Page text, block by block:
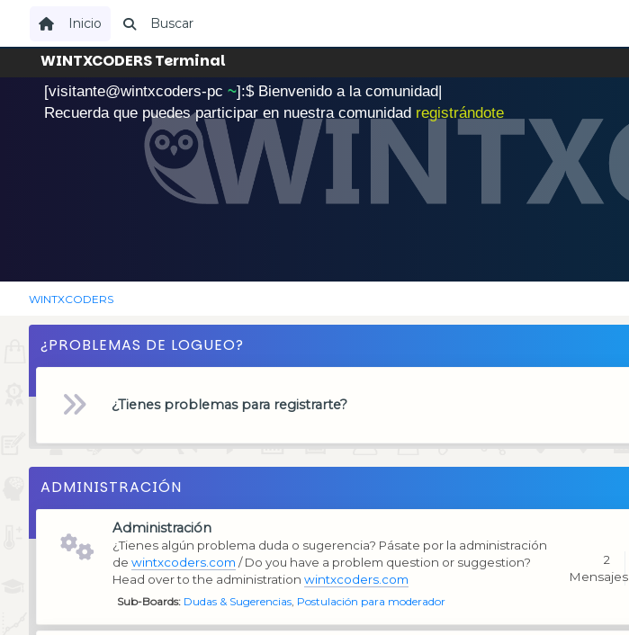
Inicio Buscar
WINTXCODERS Terminal
[visitante@wintxcoders-pc ~]:$ .Bienvenido a la comunidad|
Recuerda que puedes participar en nuestra comunidad registrándote
WINTXCODERS
¿PROBLEMAS DE LOGUEO?
¿Tienes problemas para registrarte?
ADMINISTRACIÓN
Administración
¿Tienes algún problema duda o sugerencia? Pásate por la administración
de wintxcoders.com / Do you have a problem question or suggestion?
Head over to the administration wintxcoders.com
Sub-Boards Dudas & Sugerencias Postulación para moderador
2
Mensajes